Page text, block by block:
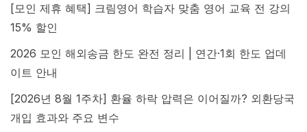
[모인 제휴 혜택] 크림영어 학습자 맞춤 영어 교육 전 강의
15% 할인
2026 모인 해외송금 한도 완전 정리 | 연간·1회 한도 업데
이트 안내
[2026년 8월 1주차] 환율 하락 압력은 이어질까? 외환당국
개입 효과와 주요 변수